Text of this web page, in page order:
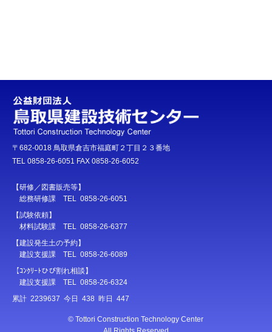
〒682-0018 鳥取県倉吉市福庭町２丁目２３番地
TEL 0858-26-6051 FAX 0858-26-6052
【研修／図書販売等】
総務研修課 TEL 0858-26-6051
【試験依頼】
材料試験課 TEL 0858-26-6377
【建設発生土の予約】
建設支援課 TEL 0858-26-6089
【ｺﾝｸﾘｰﾄひび割れ相談】
建設支援課 TEL 0858-26-6324
累計 2239637 今日 438 昨日 447
© Tottori Construction Technology Center